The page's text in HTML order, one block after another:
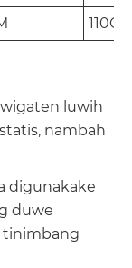
luwih
nambah
digunakake
duwe
tinimbang